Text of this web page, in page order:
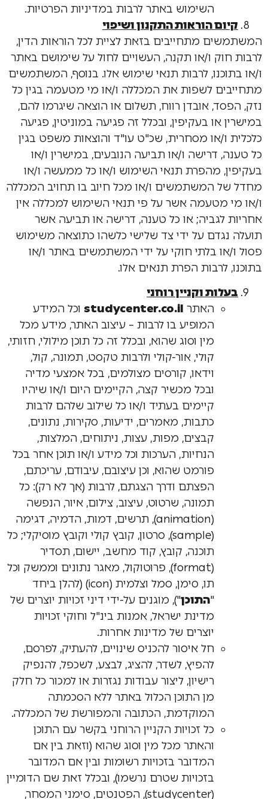
השימוש באתר לרבות במדיניות הפרטיות.
קיום הוראות התקנון ושיפוי
המשתמשים מתחייבים בזאת לציית לכל הוראות הדין,
לרבות חוק ו/או תקנה, העשויים לחול על שימושם באתר
ו/או בתוכנו, לרבות תנאי שימוש אלו. בנוסף, המשתמשים
מתחייבים לשפות את המכללה ו/או מי מטעמה בגין כל
נזק, הפסד, אובדן רווח, תשלום או הוצאה שיגרמו להם,
במישרין או בעקיפין, ובכלל זה פגיעה במוניטין, פגיעה
כלכלית ו/או מסחרית, שכ"ט עו"ד והוצאות משפט בגין
כל טענה, דרישה ו/או תביעה הנובעים, במישרין ו/או
בעקיפין, מהפרת תנאי השימוש ו/או כל ממעשה ו/או
מחדל של המשתמשים ו/או מכל חיוב בו תחויב המכללה
ו/או מי מטעמה אשר על פי תנאי השימוש למכללה אין
אחריות לגביה; או כל טענה, דרישה או תביעה אשר
תועלה נגדם על ידי צד שלישי כלשהו כתוצאה משימוש
פסול ו/או בלתי חוקי על ידי המשתמשים באתר ו/או
בתוכנו, לרבות הפרת תנאים אלו.
בעלות וקניין רוחני
האתר studycenter.co.il וכל המידע
המופיע בו לרבות – עיצוב האתר, מידע מכל
מין וסוג שהוא, ובכלל זה כל תוכן מילולי, חזותי,
קולי, אור-קולי ולרבות טקסט, תמונה, קול,
וידאו, קורסים מצולמים, בכל אמצעי מדיה
ובכל מכשיר קצה, הקיימים היום ו/או שיהיו
קיימים בעתיד ו/או כל שילוב שלהם לרבות
כתבות, מאמרים, ידיעות, סקירות, נתונים,
קבצים, מפות, עצות, ניתוחים, המלצות,
הנחיות, הערכות וכל מידע ו/או תוכן אחר בכל
פורמט שהוא, וכן עיצובם, עיבודם, עריכתם,
הפצתם ודרך הצגתם, לרבות (אך לא רק): כל
תמונה, שרטוט, עיצוב, צילום, איור, הנפשה
(animation), תרשים, דמות, הדמיה, דגימה
(sample), סרטון, קובץ קולי וקובץ מוסיקלי; כל
תוכנה, קובץ, קוד מחשב, יישום, תסדיר
(format), פרוטוקול, מאגר נתונים וממשק וכל
תו, סימן, סמל וצלמית (icon) (להלן ביחד
"התוכן"), מוגנים על-ידי דיני זכויות יוצרים של
מדינת ישראל, אמנות בינ"ל וחוקי זכויות
יוצרים של מדינות אחרות.
חל איסור להכניס שינויים, להעתיק, לפרסם,
להפיץ, לשדר, להציג, לבצע, לשכפל, להנפיק
רישיון, ליצור עבודות נגזרות או למכור כל חלק
מן התוכן הכלול באתר ללא הסכמתה
המוקדמת, הכתובה והמפורשת של המכללה.
כל זכויות הקניין הרוחני בקשר עם התוכן
והאתר מכל מין וסוג שהוא (וזאת בין אם
המדובר בזכויות רשומות ובין אם המדובר
בזכויות שטרם נרשמו), ובכלל זאת שם הדומיין
(studycenter), הפטנטים, סימני המסחר,